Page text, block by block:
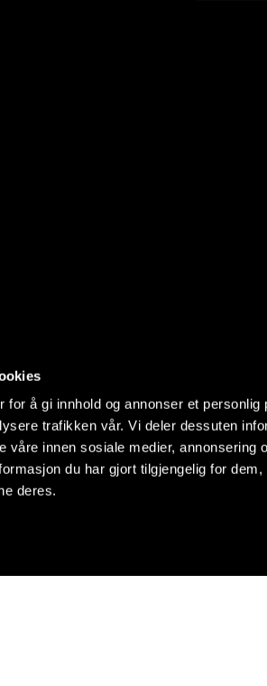
for å gi innhold og annonser et personlig
trafikken vår. Vi deler dessuten
våre innen sosiale medier, annonsering
du har gjort tilgjengelig for
deres.